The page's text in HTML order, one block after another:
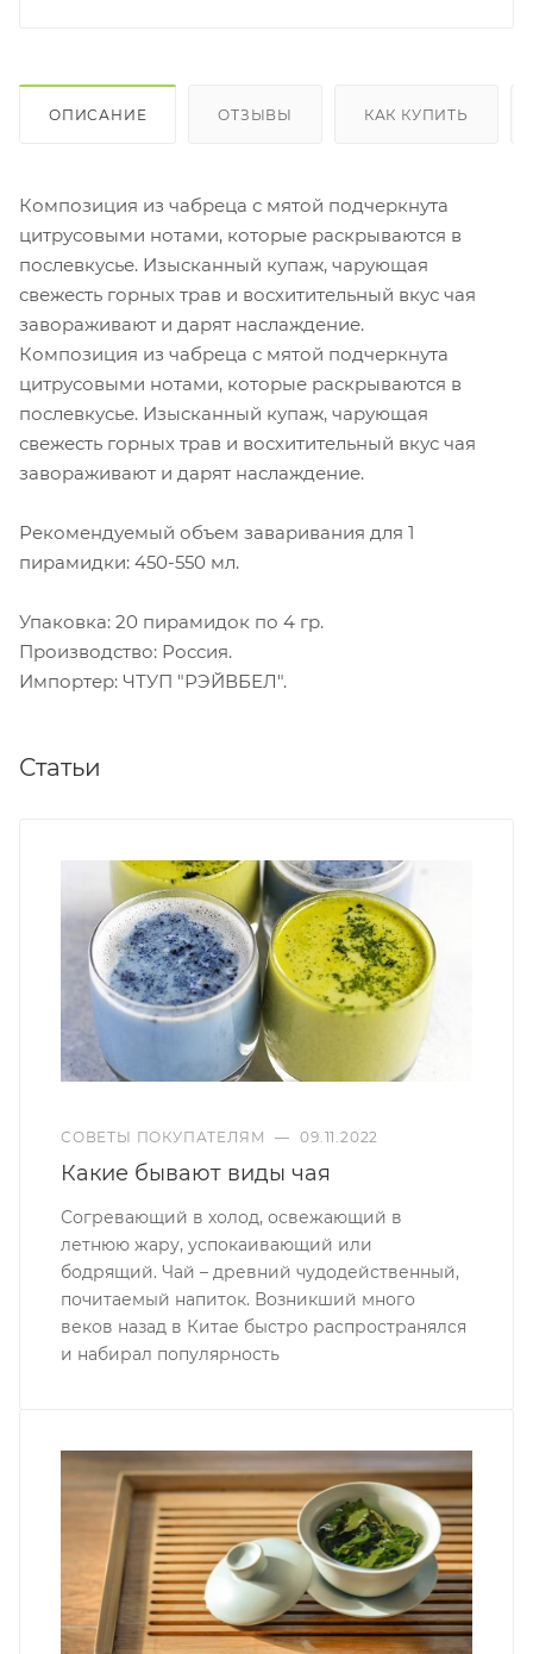
ОПИСАНИЕ ОТЗЫВЫ КАК КУПИТЬ
Композиция из чабреца с мятой подчеркнута
цитрусовыми нотами, которые раскрываются в
послевкусье. Изысканный купаж, чарующая
свежесть горных трав и восхитительный вкус чая
завораживают и дарят наслаждение.
Композиция из чабреца с мятой подчеркнута
цитрусовыми нотами, которые раскрываются в
послевкусье. Изысканный купаж, чарующая
свежесть горных трав и восхитительный вкус чая
завораживают и дарят наслаждение.
Рекомендуемый объем заваривания для 1
пирамидки: 450-550 мл.
Упаковка: 20 пирамидок по 4 гр.
Производство: Россия.
Импортер: ЧТУП "РЭЙВБЕЛ".
Статьи
СОВЕТЫ ПОКУПАТЕЛЯМ — 09.11.2022
Какие бывают виды чая
Согревающий в холод, освежающий в
летнюю жару, успокаивающий или
бодрящий. Чай – древний чудодейственный,
почитаемый напиток. Возникший много
веков назад в Китае быстро распространялся
и набирал популярность